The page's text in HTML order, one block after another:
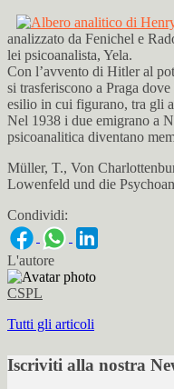
analizzato da Fenichel e
lei psicoanalista, Yela.
Con l’avvento di Hitler al
si trasferiscono a Praga
esilio in cui figurano, tra gli
Nel 1938 i due emigrano a
psicoanalitica diventano
Müller, T., Von
Lowenfeld und die
Condividi:
L'autore
CSPL
Tutti gli articoli
Iscriviti alla nostra